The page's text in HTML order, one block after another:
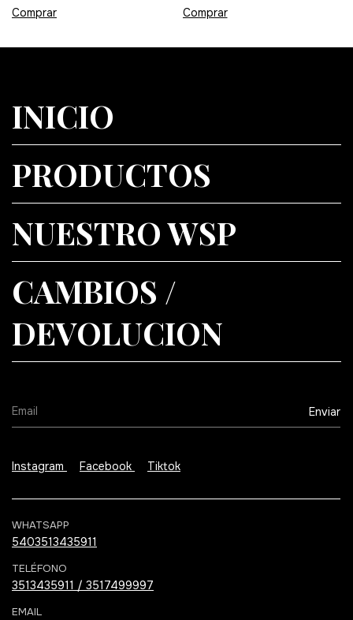
INICIO
PRODUCTOS
NUESTRO WSP
CAMBIOS /
DEVOLUCION
Instagram Facebook Tiktok
WHATSAPP
5403513435911
TELÉFONO
3513435911 / 3517499997
EMAIL